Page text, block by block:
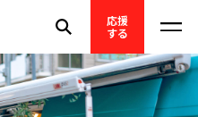
応援
する